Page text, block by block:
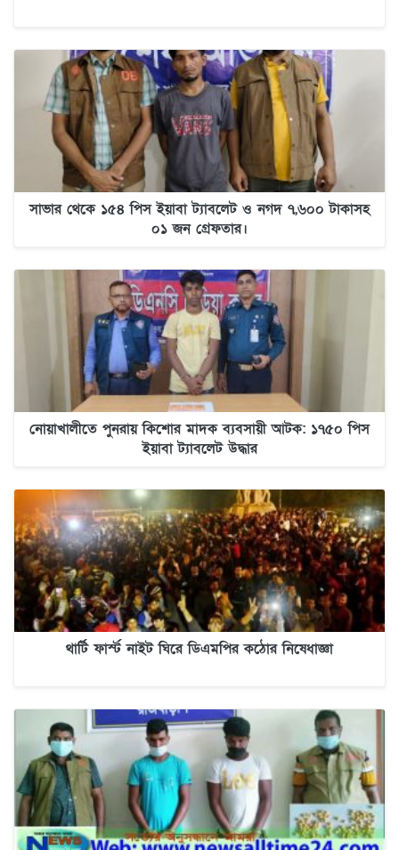
সাভার থেকে ১৫৪ পিস ইয়াবা ট্যাবলেট ও নগদ ৭,৬০০ টাকাসহ
০১ জন গ্রেফতার।
নোয়াখালীতে পুনরায় কিশোর মাদক ব্যবসায়ী আটক: ১৭৫০ পিস
ইয়াবা ট্যাবলেট উদ্ধার
থার্টি ফার্স্ট নাইট ঘিরে ডিএমপির কঠোর নিষেধাজ্ঞা